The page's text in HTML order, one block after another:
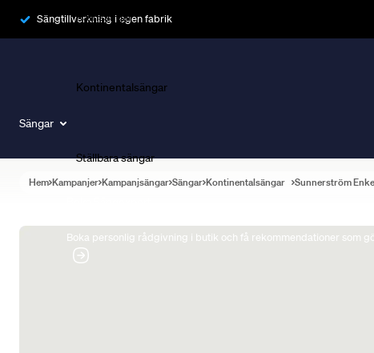
Sängtillverkning i egen fabrik
Sängar
Ramsängar
Kontinentalsängar
Ställbara sängar
Boka personlig rådgivning i butik och få rekommendationer som
Hem Kampanjer Kampanjsängar Sängar Kontinentalsängar Sunnerström